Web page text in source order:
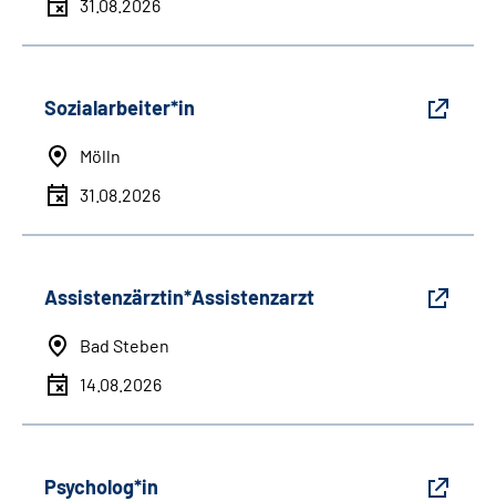
31.08.2026
Sozialarbeiter*in
Mölln
31.08.2026
Assistenzärztin*Assistenzarzt
Bad Steben
14.08.2026
Psycholog*in